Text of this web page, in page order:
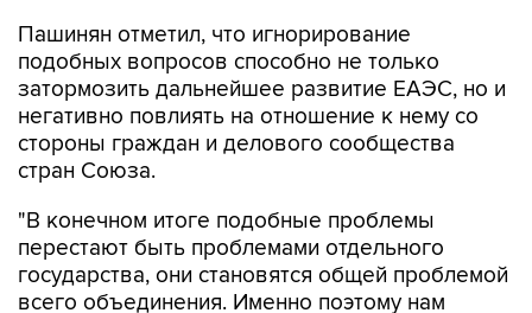
Пашинян отметил, что игнорирование
подобных вопросов способно не только
затормозить дальнейшее развитие ЕАЭС, но и
негативно повлиять на отношение к нему со
стороны граждан и делового сообщества
стран Союза.
"В конечном итоге подобные проблемы
перестают быть проблемами отдельного
государства, они становятся общей проблемой
всего объединения. Именно поэтому нам